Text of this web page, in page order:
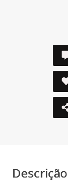
Descrição